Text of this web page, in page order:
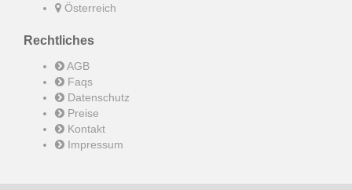
Österreich
Rechtliches
AGB
Faqs
Datenschutz
Preise
Kontakt
Impressum